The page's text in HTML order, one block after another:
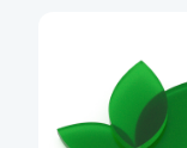
Virtuální
Virtuální karta